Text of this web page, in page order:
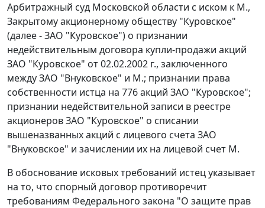
Арбитражный суд Московской области с иском к М.,
Закрытому акционерному обществу "Куровское"
(далее - ЗАО "Куровское") о признании
недействительным договора купли-продажи акций
ЗАО "Куровское" от 02.02.2002 г., заключенного
между ЗАО "Внуковское" и М.; признании права
собственности истца на 776 акций ЗАО "Куровское";
признании недействительной записи в реестре
акционеров ЗАО "Куровское" о списании
вышеназванных акций с лицевого счета ЗАО
"Внуковское" и зачислении их на лицевой счет М.
В обоснование исковых требований истец указывает
на то, что спорный договор противоречит
требованиям Федерального закона "О защите прав